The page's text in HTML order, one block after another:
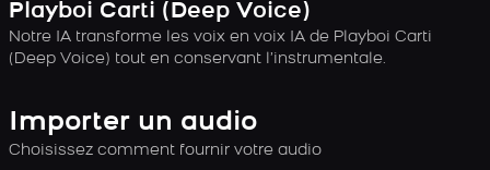
Playboi Carti (Deep Voice)
Notre IA transforme les voix en voix IA de Playboi Carti
(Deep Voice) tout en conservant l’instrumentale.
Importer un audio
Choisissez comment fournir votre audio